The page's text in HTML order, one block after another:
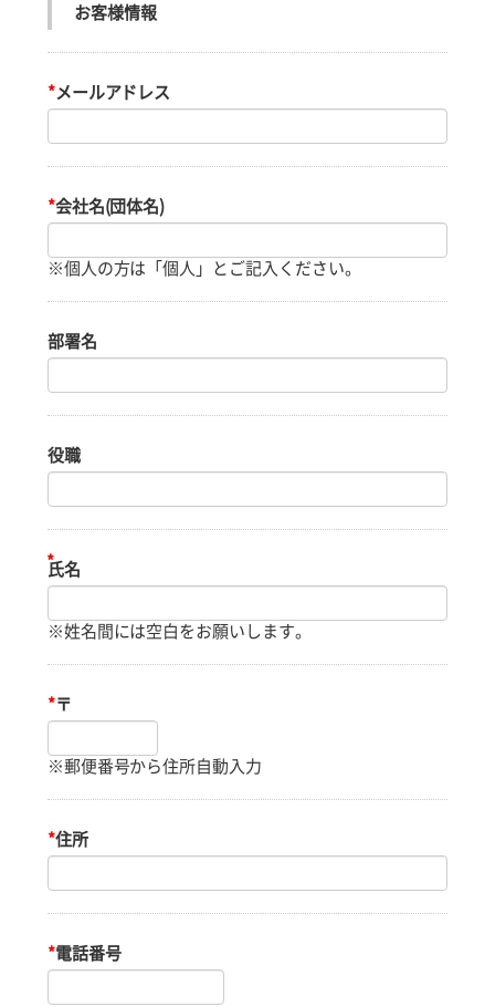
お客様情報
*メールアドレス
*会社名(団体名)
部署名
役職
※姓名間には空白をお願いします。
*〒
※郵便番号から住所自動入力
*住所
*電話番号